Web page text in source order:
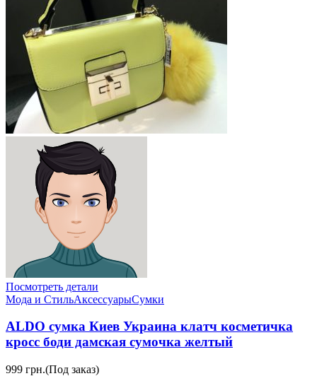
Посмотреть детали
Мода и СтильАксессуарыСумки
ALDO сумка Киев Украина клатч косметичка
кросс боди дамская сумочка желтый
999 грн.(Под заказ)